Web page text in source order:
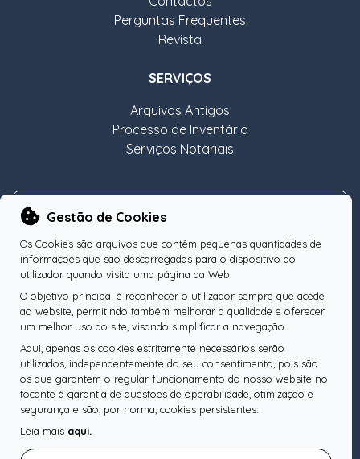
Gestão de Cookies
Os Cookies são arquivos que contêm pequenas quantidades de
informações que são descarregadas para o dispositivo do
utilizador quando visita uma página da Web.
O objetivo principal é reconhecer o utilizador sempre que acede
ao website, permitindo também melhorar a qualidade e oferecer
um melhor uso do site, visando simplificar a navegação.
Aqui, apenas os cookies estritamente necessários serão
utilizados, independentemente do seu consentimento, pois são
os que garantem o regular funcionamento do nosso website no
tocante à garantia de questões de operabilidade, otimização e
segurança e são, por norma, cookies persistentes.
Leia mais aqui.
Perguntas Frequentes
Revista
SERVIÇOS
Arquivos Antigos
Processo de Inventário
Serviços Notariais
NEWSLETTER
Subscreva a nossa Newsletter OK
SIGA-NOS